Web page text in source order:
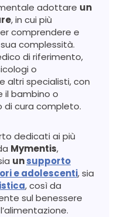
adottare un
, in cui più
comprendere e
complessità.
di riferimento,
o
altri specialisti, con
il bambino o
di cura completo.
dedicati ai più
Mymentis,
unsupporto
e adolescenti, sia
, così da
sul benessere